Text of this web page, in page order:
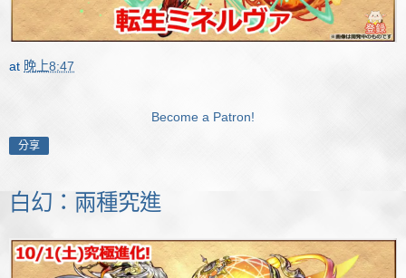
at 晚上8:47
Become a Patron!
分享
白幻：兩種究進